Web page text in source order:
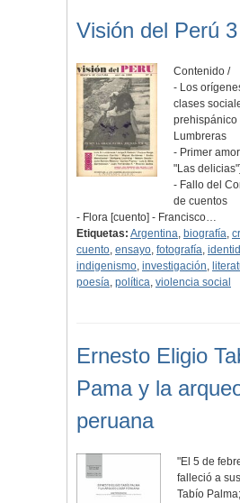
Visión del Perú 3
Contenido /
- Los
clases
prehispánico
Lumbreras
- Primer
"Las
- Fallo del
de cuentos
- Flora [cuento] - Francisco…
Etiquetas: Argentina, biografía,
cuento, ensayo, fotografía,
indigenismo, investigación,
poesía, política, violencia social
Ernesto Eligio
Pama y la
peruana
"El 5 de
falleció a
Tabío